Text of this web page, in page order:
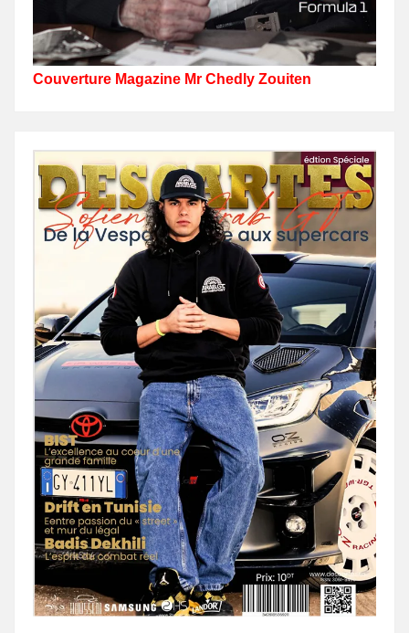
Couverture Magazine Mr Chedly Zouiten